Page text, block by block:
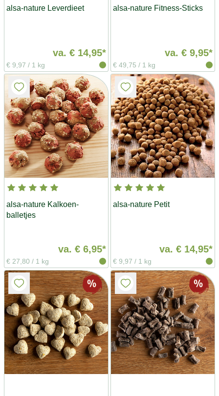
alsa-nature Leverdieet
va. € 14,95*
€ 9,97 / 1 kg
alsa-nature Fitness-Sticks
va. € 9,95*
€ 49,75 / 1 kg
alsa-nature Kalkoen-
balletjes
va. € 6,95*
€ 27,80 / 1 kg
alsa-nature Petit
va. € 14,95*
€ 9,97 / 1 kg